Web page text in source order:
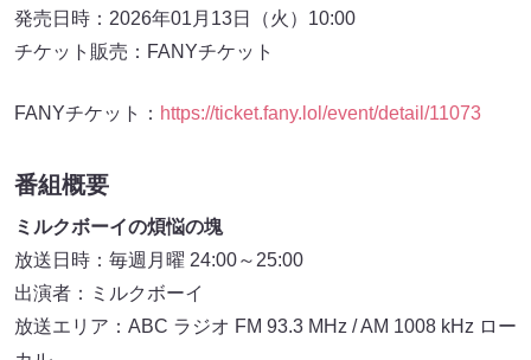
発売日時：2026年01月13日（火）10:00
チケット販売：FANYチケット
FANYチケット： https://ticket.fany.lol/event/detail/11073
番組概要
ミルクボーイの煩悩の塊
放送日時：毎週月曜 24:00～25:00
出演者：ミルクボーイ
放送エリア：ABC ラジオ FM 93.3 MHz / AM 1008 kHz ロー